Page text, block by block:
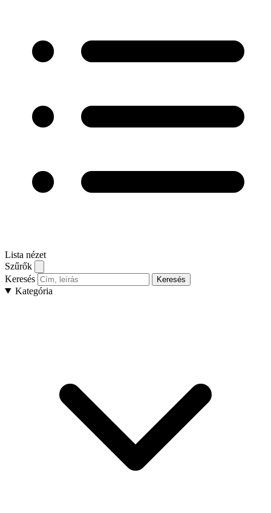
Lista nézet
Szűrők
Keresés
Keresés
Kategória